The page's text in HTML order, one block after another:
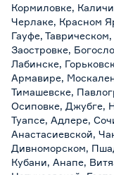
Кормиловке,
Черлаке, Красном
Гауфе,
Заостровке,
Лабинске,
Армавире,
Тимашевске,
Осиповке, Джубге,
Туапсе, Адлере,
Анастасиевской,
Дивноморском,
Кубани, Анапе,